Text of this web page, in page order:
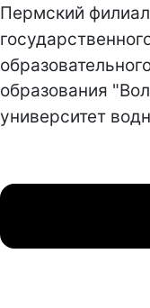
Пермский
образования
университет